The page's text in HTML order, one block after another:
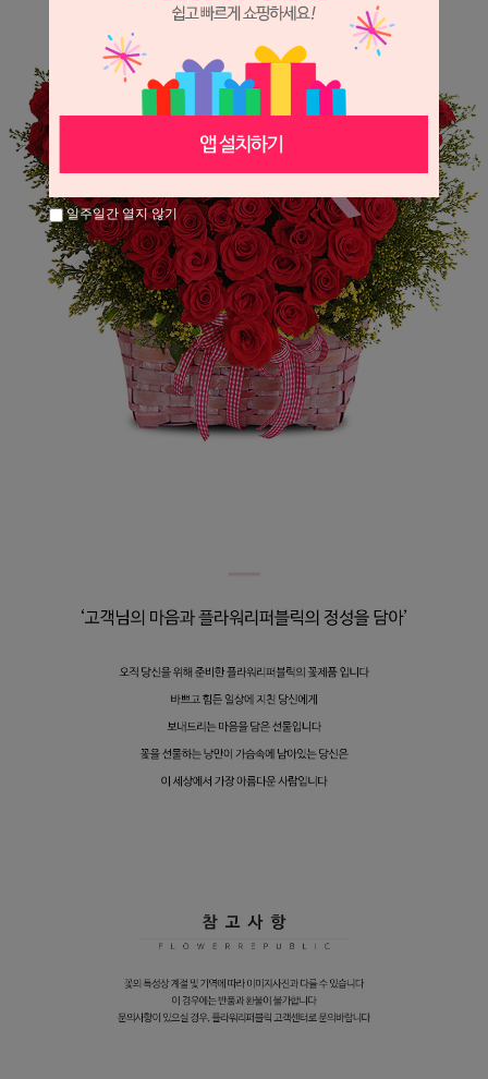
일주일간 열지 않기